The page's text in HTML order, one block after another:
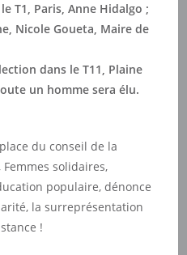
T1, Paris, Anne Hidalgo ;
Nicole Goueta, Maire de
dans le T11, Plaine
un homme sera élu.
du conseil de la
solidaires,
populaire, dénonce
la surreprésentation
!